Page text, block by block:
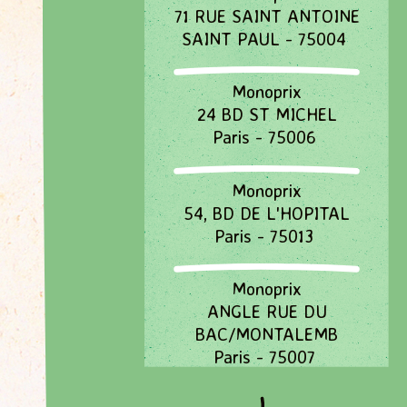
Passer
71 RUE SAINT ANTOINE
SAINT PAUL - 75004
Monoprix
24 BD ST MICHEL
Paris - 75006
Monoprix
54, BD DE L'HOPITAL
Paris - 75013
Monoprix
ANGLE RUE DU
BAC/MONTALEMB
Paris - 75007